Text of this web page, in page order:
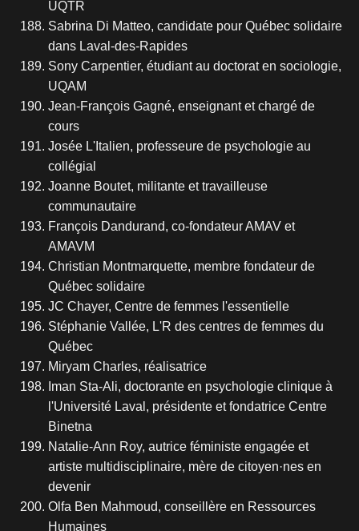
UQTR
Sabrina Di Matteo, candidate pour Québec solidaire
dans Laval-des-Rapides
Sony Carpentier, étudiant au doctorat en sociologie,
UQAM
Jean-François Gagné, enseignant et chargé de
cours
Josée L'Italien, professeure de psychologie au
collégial
Joanne Boutet, militante et travailleuse
communautaire
François Dandurand, co-fondateur AMAV et
AMAVM
Christian Montmarquette, membre fondateur de
Québec solidaire
JC Chayer, Centre de femmes l'essentielle
Stéphanie Vallée, L'R des centres de femmes du
Québec
Miryam Charles, réalisatrice
Iman Sta-Ali, doctorante en psychologie clinique à
l'Université Laval, présidente et fondatrice Centre
Binetna
Natalie-Ann Roy, autrice féministe engagée et
artiste multidisciplinaire, mère de citoyen·nes en
devenir
Olfa Ben Mahmoud, conseillère en Ressources
Humaines